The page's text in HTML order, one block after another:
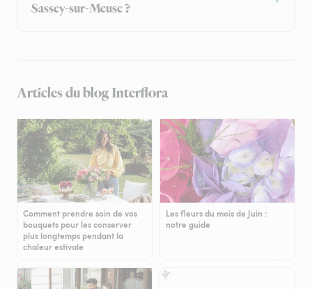
Sassey-sur-Meuse ?
Articles du blog Interflora
Comment prendre soin de vos
bouquets pour les conserver
plus longtemps pendant la
chaleur estivale
Les fleurs du mois de Juin :
notre guide